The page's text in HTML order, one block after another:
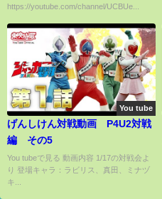
https://youtube.com/channel/UCBUe...
You tube
げんしけん対戦動画 P4U2対戦
編 その5
You tubeで見る 動画内容 1/17の対戦会よ
り 登場キャラ：ラビリス、真田、ミナヅ
キ...